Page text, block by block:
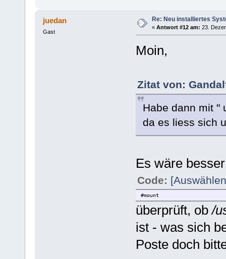
juedan
Gast
Re: Neu installiertes
« Antwort #12 am: 23.
Moin,
Zitat von:
Habe dann mit "
da es liess sich
Es wäre
Code:
#mount
überprüft, ob/
ist - was sich
Poste doch